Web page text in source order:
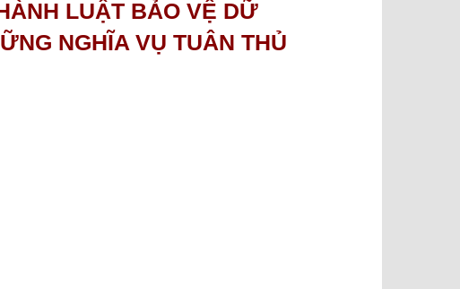
LUẬT BẢO VỆ DỮ
NGHĨA VỤ TUÂN THỦ